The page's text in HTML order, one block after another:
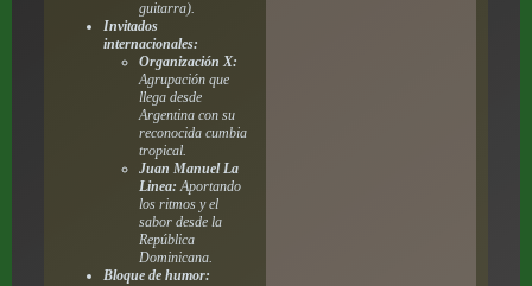
guitarra).
Invitados
internacionales:
Organización X:
Agrupación que
llega desde
Argentina con su
reconocida cumbia
tropical.
Juan Manuel La
Linea: Aportando
los ritmos y el
sabor desde la
República
Dominicana.
Bloque de humor: